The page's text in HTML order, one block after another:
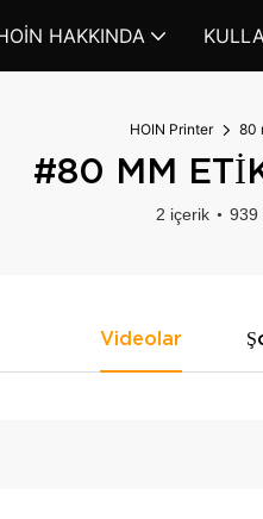
HAKKINDA
HOIN Printer 80
#80 MM
2 içerik 939
Videolar